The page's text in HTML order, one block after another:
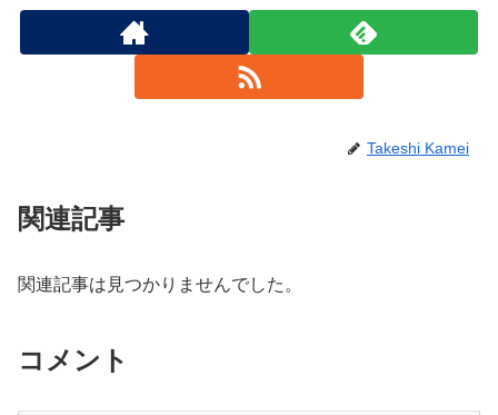
Takeshi Kamei
関連記事
関連記事は見つかりませんでした。
コメント